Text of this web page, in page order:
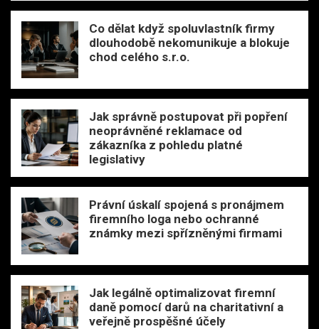
Co dělat když spoluvlastník firmy
dlouhodobě nekomunikuje a blokuje
chod celého s.r.o.
Jak správně postupovat při popření
neoprávněné reklamace od
zákazníka z pohledu platné
legislativy
Právní úskalí spojená s pronájmem
firemního loga nebo ochranné
známky mezi spřízněnými firmami
Jak legálně optimalizovat firemní
daně pomocí darů na charitativní a
veřejně prospěšné účely